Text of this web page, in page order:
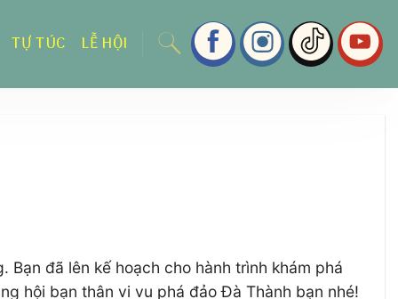
TỰ TÚC LỄ HỘI
đã lên kế hoạch cho hành trình khám phá
hội bạn thân vi vu phá đảo Đà Thành bạn nhé!